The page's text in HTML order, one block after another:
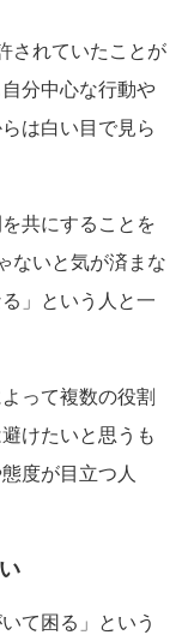
されていたことが
分中心な行動や
は白い目で見ら
共にすることを
ないと気が済まな
」という人と一
って複数の役割
けたいと思うも
度が目立つ人
て困る」という